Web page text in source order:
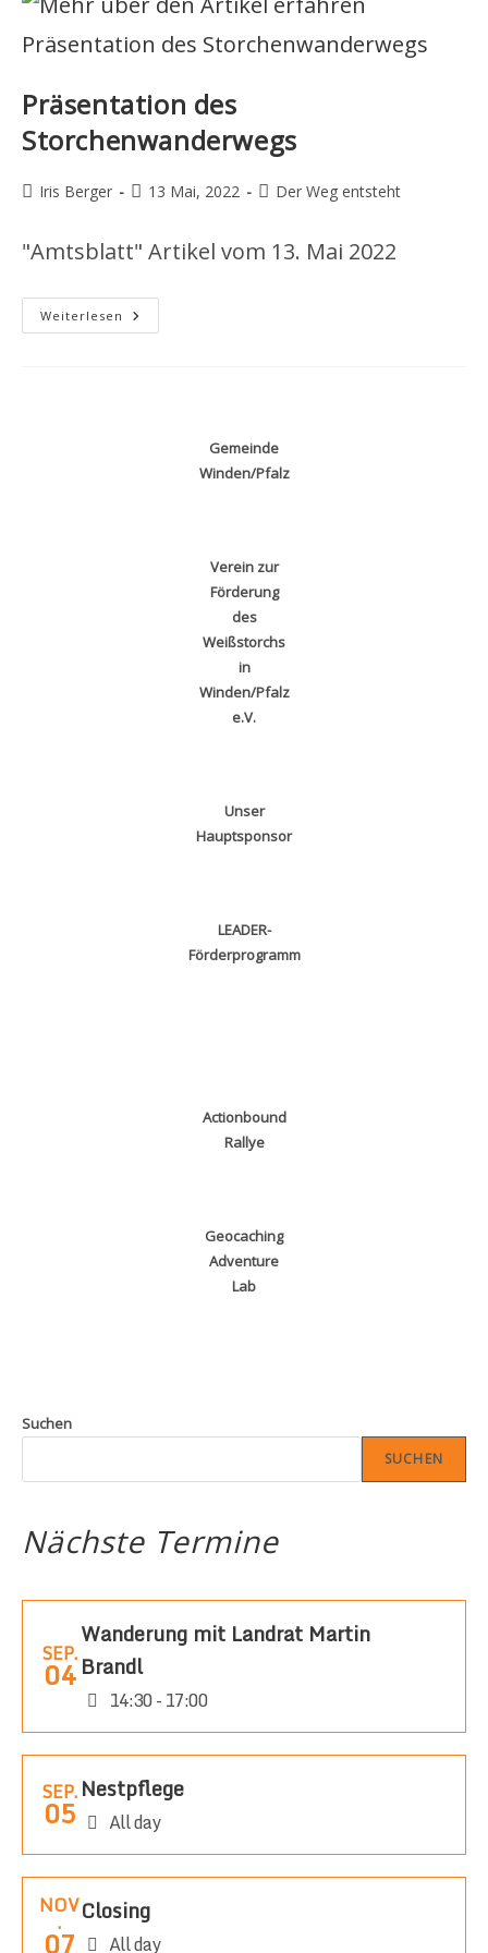
Präsentation des
Storchenwanderwegs
Beitrags-
Iris Berger
Beitrag
13 Mai, 2022
Beitrags-
Der Weg entsteht
"Amtsblatt" Artikel vom 13. Mai 2022
Weiterlesen Präsentation
Des
Gemeinde
Winden/Pfalz
Verein zur
Förderung
des
Weißstorchs
in
Winden/Pfalz
e.V.
Unser
Hauptsponsor
LEADER-
Förderprogramm
Actionbound
Rallye
Geocaching
Adventure
Lab
Suchen
SUCHEN
Nächste Termine
SEP.
04
Wanderung mit Landrat Martin
Brandl
14:30 - 17:00
SEP.
05
Nestpflege
All day
NOV
.
07
Closing
All day